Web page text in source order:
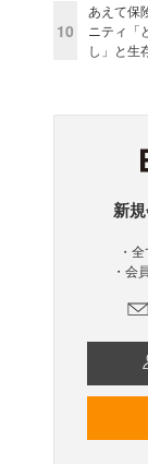
10
あえて保
ニティ「
し」と生
新
・
・会